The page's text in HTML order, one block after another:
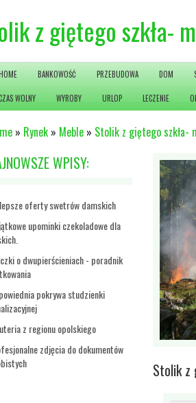
z giętego szkła-
BANKOWOŚĆ PRZEBUDOWA DOM
WOLNY WYROBY URLOP LECZENIE
» Rynek » Meble » Stolik z giętego szkła-
WPISY:
oferty swetrów damskich
upominki czekoladowe dla
o dwupierścieniach - poradnik
pokrywa studzienki
z regionu opolskiego
zdjęcia do dokumentów
Stolik z